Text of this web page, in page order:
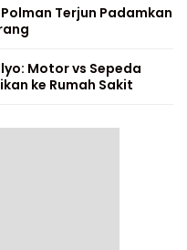
Terjun Padamkan
Motor vs Sepeda
ke Rumah Sakit